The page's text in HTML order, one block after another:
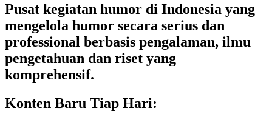
Pusat kegiatan humor di Indonesia yang
mengelola humor secara serius dan
professional berbasis pengalaman, ilmu
pengetahuan dan riset yang
komprehensif.
Konten Baru Tiap Hari: